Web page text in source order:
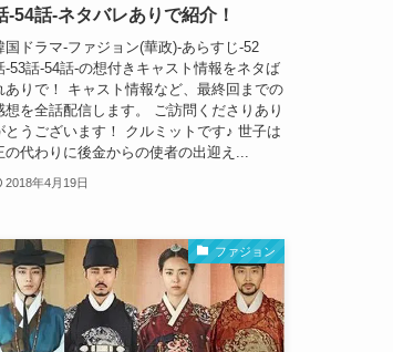
-54話-ネタバレありで紹介！
国ドラマ-ファジョン(華政)-あらすじ-52
-53話-54話-の想付きキャスト情報をネタば
ありで！ キャスト情報など、最終回までの
想を全話配信します。 ご訪問くださりあり
とうございます！ クルミットです♪ 世子は
の代わりに後金からの使者の出迎え...
2018年4月19日
ファジョン